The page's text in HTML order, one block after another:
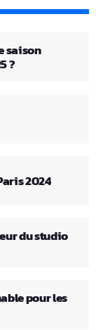
saison
?
2024
du studio
pour les